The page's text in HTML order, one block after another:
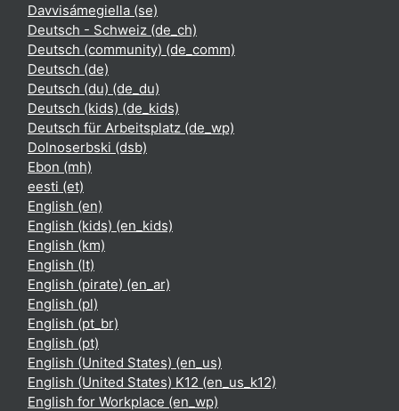
Davvisámegiella ‎(se)‎
Deutsch - Schweiz ‎(de_ch)‎
Deutsch (community) ‎(de_comm)‎
Deutsch ‎(de)‎
Deutsch (du) ‎(de_du)‎
Deutsch (kids) ‎(de_kids)‎
Deutsch für Arbeitsplatz ‎(de_wp)‎
Dolnoserbski ‎(dsb)‎
Ebon ‎(mh)‎
eesti ‎(et)‎
English ‎(en)‎
English (kids) ‎(en_kids)‎
English ‎(km)‎
English ‎(lt)‎
English (pirate) ‎(en_ar)‎
English ‎(pl)‎
English ‎(pt_br)‎
English ‎(pt)‎
English (United States) ‎(en_us)‎
English (United States) K12 ‎(en_us_k12)‎
English for Workplace ‎(en_wp)‎